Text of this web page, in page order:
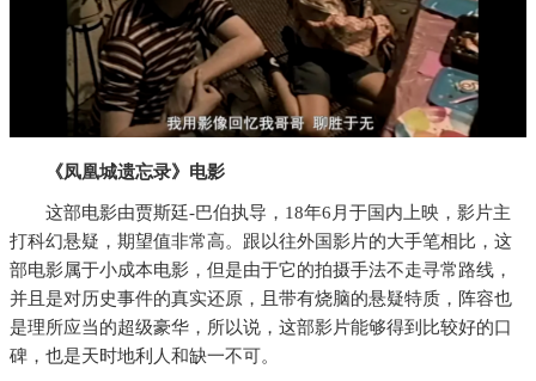
《凤凰城遗忘录》电影
这部电影由贾斯廷-巴伯执导，18年6月于国内上映，影片主
打科幻悬疑，期望值非常高。跟以往外国影片的大手笔相比，这
部电影属于小成本电影，但是由于它的拍摄手法不走寻常路线，
并且是对历史事件的真实还原，且带有烧脑的悬疑特质，阵容也
是理所应当的超级豪华，所以说，这部影片能够得到比较好的口
碑，也是天时地利人和缺一不可。